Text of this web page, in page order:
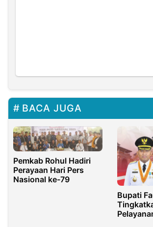
BACA JUGA
Pemkab Rohul Hadiri
Perayaan Hari Pers
Nasional ke-79
Bupati